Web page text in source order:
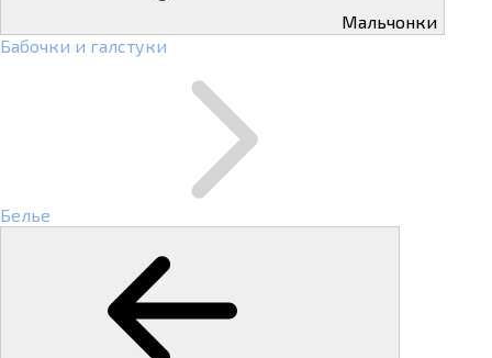
Мальчонки
Бабочки и галстуки
Белье